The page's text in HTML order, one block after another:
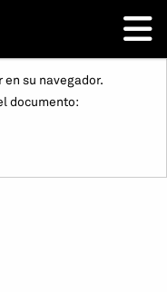
su navegador.
documento: